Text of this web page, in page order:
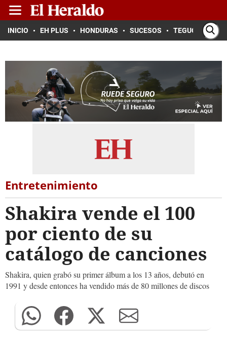
INICIO EH PLUS HONDURAS SUCESOS TEGUCIGALPA
Entretenimiento
Shakira vende el 100
por ciento de su
catálogo de canciones
Shakira, quien grabó su primer álbum a los 13 años, debutó en
1991 y desde entonces ha vendido más de 80 millones de discos